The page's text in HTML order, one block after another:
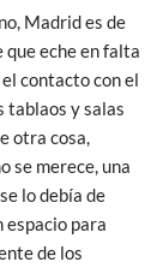
Madrid es de
que eche en falta
contacto con el
tablaos y salas
otra cosa,
se merece, una
lo debía de
espacio para
de los